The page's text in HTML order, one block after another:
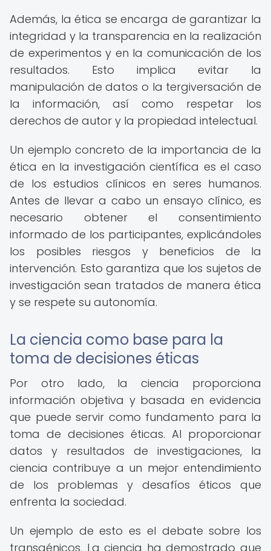
Además, la ética se encarga de garantizar la
integridad y la transparencia en la realización
de experimentos y en la comunicación de los
resultados. Esto implica evitar la
manipulación de datos o la tergiversación de
la información, así como respetar los
derechos de autor y la propiedad intelectual.
Un ejemplo concreto de la importancia de la
ética en la investigación científica es el caso
de los estudios clínicos en seres humanos.
Antes de llevar a cabo un ensayo clínico, es
necesario obtener el consentimiento
informado de los participantes, explicándoles
los posibles riesgos y beneficios de la
intervención. Esto garantiza que los sujetos de
investigación sean tratados de manera ética
y se respete su autonomía.
La ciencia como base para la
toma de decisiones éticas
Por otro lado, la ciencia proporciona
información objetiva y basada en evidencia
que puede servir como fundamento para la
toma de decisiones éticas. Al proporcionar
datos y resultados de investigaciones, la
ciencia contribuye a un mejor entendimiento
de los problemas y desafíos éticos que
enfrenta la sociedad.
Un ejemplo de esto es el debate sobre los
transgénicos. La ciencia ha demostrado que